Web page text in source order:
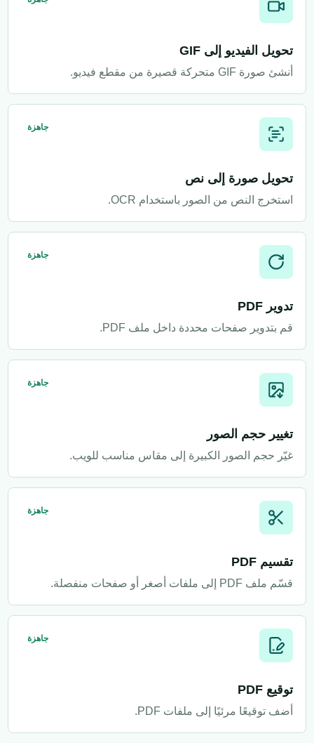
تحويل الفيديو إلى GIF
أنشئ صورة GIF متحركة قصيرة من مقطع فيديو.
جاهزة
تحويل صورة إلى نص
استخرج النص من الصور باستخدام OCR.
جاهزة
تدوير PDF
قم بتدوير صفحات محددة داخل ملف PDF.
جاهزة
تغيير حجم الصور
غيّر حجم الصور الكبيرة إلى مقاس مناسب للويب.
جاهزة
تقسيم PDF
قسّم ملف PDF إلى ملفات أصغر أو صفحات منفصلة.
جاهزة
توقيع PDF
أضف توقيعًا مرئيًا إلى ملفات PDF.